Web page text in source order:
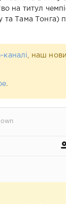
на титул
Тама Тонга)
каналі
, наш
.